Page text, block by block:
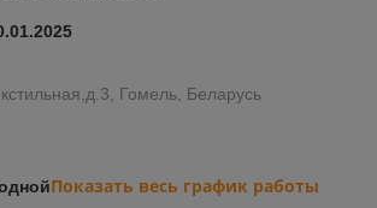
Гомель, Беларусь
Показать весь график работы